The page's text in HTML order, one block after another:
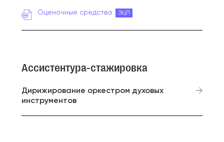
Оценочные средства ЭЦП
Ассистентура-стажировка
Дирижирование оркестром духовых
инструментов